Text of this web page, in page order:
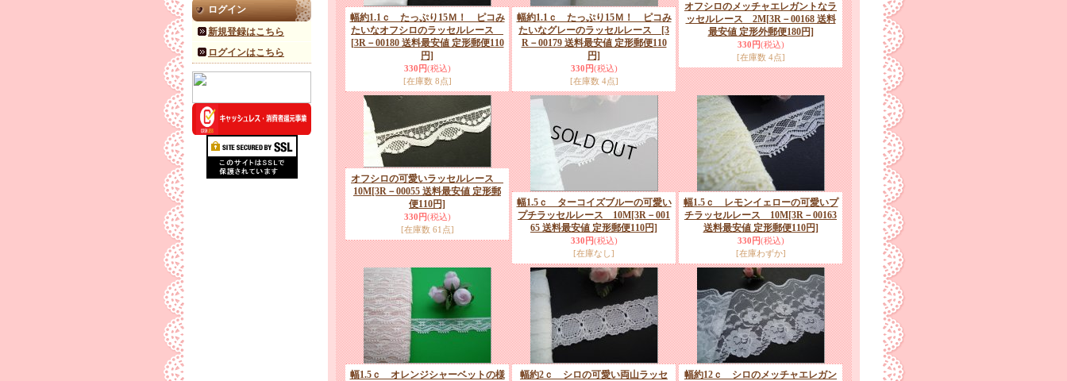
ログイン
新規登録はこちら
ログインはこちら
幅約1.1ｃ たっぷり15Ｍ！ ピコみ
たいなオフシロのラッセルレース
[3R－00180 送料最安値 定形郵便110
円]
330円(税込)
[在庫数 8点]
幅約1.1ｃ たっぷり15Ｍ！ ピコみ
たいなグレーのラッセルレース
[3
R－00179 送料最安値 定形郵便110
円]
330円(税込)
[在庫数 4点]
オフシロのメッチャエレガントなラ
ッセルレース 2M[3R－00168 送料
最安値 定形外郵便180円]
330円(税込)
[在庫数 4点]
オフシロの可愛いラッセルレース
10M[3R－00055 送料最安値 定形郵
便110円]
330円(税込)
[在庫数 61点]
幅1.5ｃ ターコイズブルーの可愛い
プチラッセルレース 10M[3R－001
65 送料最安値 定形郵便110円]
330円(税込)
[在庫なし]
幅1.5ｃ レモンイェローの可愛いプ
チラッセルレース 10M[3R－00163
送料最安値 定形郵便110円]
330円(税込)
[在庫わずか]
幅1.5ｃ オレンジシャーベットの様
幅約2ｃ シロの可愛い両山ラッセ
幅約12ｃ シロのメッチャエレガン